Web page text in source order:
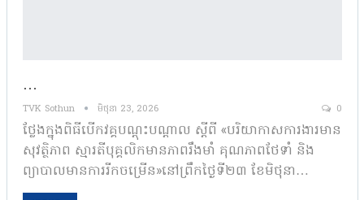
…
TVK Sothun មិថុនា 23, 2026 0
ថ្លែងក្នុងពិធីបើកវគ្គបណ្តុះបណ្តាល ស្តីពី «បរិយាកាសការងារមាន
សុវត្ថិភាព ស្មារតីបុគ្គលិកមានភាពរឹងមាំ គុណភាពថែទាំ និង
ព្យាបាលមានការរីកចម្រើន»នៅព្រឹកថ្ងៃទី២៣ ខែមិថុនា…